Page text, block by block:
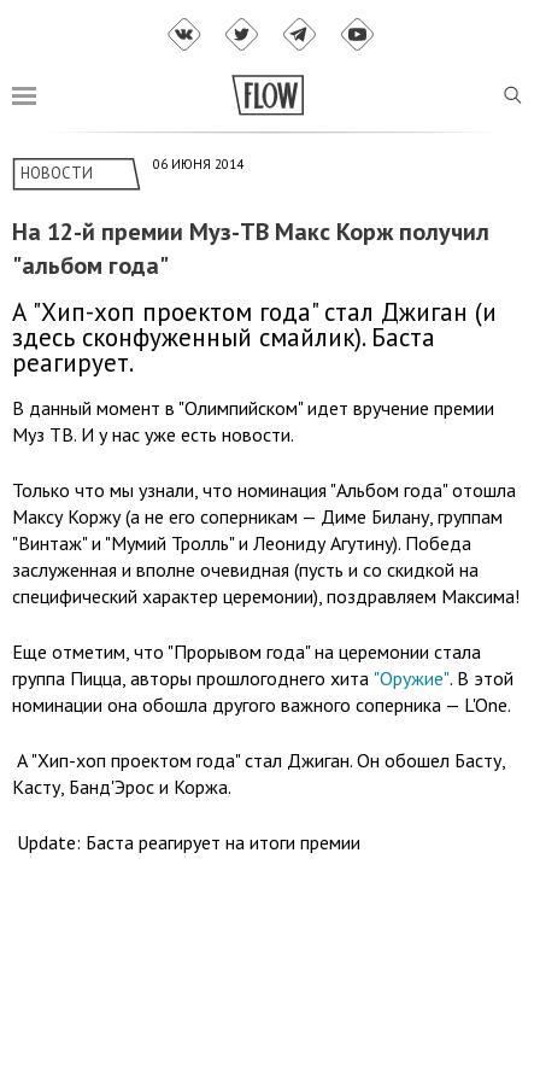
НОВОСТИ 06 ИЮНЯ 2014
На 12-й премии Муз-ТВ Макс Корж получил
"альбом года"
А "Хип-хоп проектом года" стал Джиган (и
здесь сконфуженный смайлик). Баста
реагирует.
В данный момент в "Олимпийском" идет вручение премии
Муз ТВ. И у нас уже есть новости.
Только что мы узнали, что номинация "Альбом года" отошла
Максу Коржу (а не его соперникам — Диме Билану, группам
"Винтаж" и "Мумий Тролль" и Леониду Агутину). Победа
заслуженная и вполне очевидная (пусть и со скидкой на
специфический характер церемонии), поздравляем Максима!
Еще отметим, что "Прорывом года" на церемонии стала
группа Пицца, авторы прошлогоднего хита "Оружие". В этой
номинации она обошла другого важного соперника — L'One.
А "Хип-хоп проектом года" стал Джиган. Он обошел Басту,
Касту, Банд'Эрос и Коржа.
Update: Баста реагирует на итоги премии